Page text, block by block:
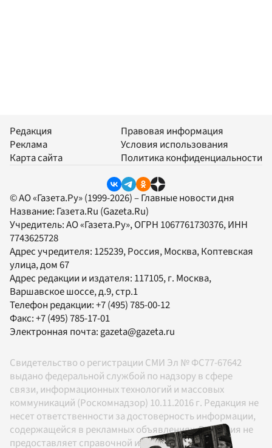
Редакция
Реклама
Карта сайта
Правовая информация
Условия использования
Политика конфиденциальности
© АО «Газета.Ру» (1999-2026) – Главные новости дня
Название: Газета.Ru (Gazeta.Ru)
Учредитель:АО «Газета.Ру», ОГРН 1067761730376, ИНН
7743625728
Адрес учредителя: 125239, Россия, Москва, Коптевская
улица, дом 67
Адрес редакции и издателя: 117105, г. Москва,
Варшавское шоссе, д.9, стр.1
Телефон редакции:+7 (495) 785-00-12
Факс:+7 (495) 785-17-01
Электронная почта:gazeta@gazeta.ru
Свидетельство о регистрации СМИ Эл № ФС77-67642
выдано федеральной службой по надзору в сфере
связи, информационных технологий и массовых
коммуникаций (Роскомнадзор) 10.11.2016 г. Редакция не
несет ответственности за достоверность информации,
содержащейся в рекламных объявлениях. Редакция не
предоставляет справочной информации.